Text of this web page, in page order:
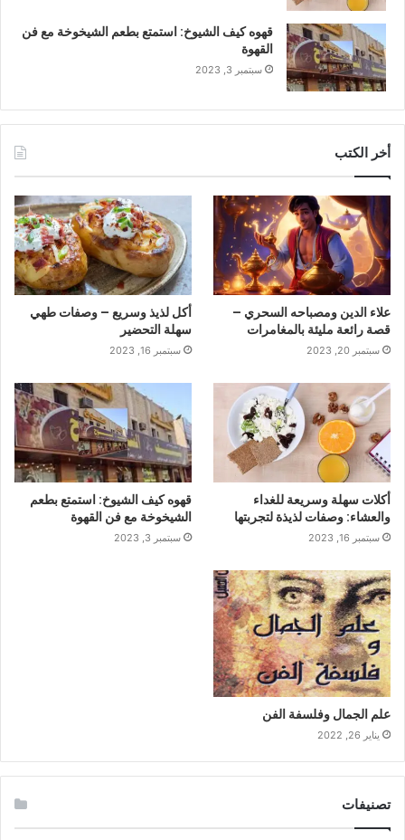
قهوه كيف الشيوخ: استمتع بطعم الشيخوخة مع فن
القهوة
سبتمبر 3, 2023
أخر الكتب
علاء الدين ومصباحه السحري –
قصة رائعة مليئة بالمغامرات
سبتمبر 20, 2023
أكل لذيذ وسريع – وصفات طهي
سهلة التحضير
سبتمبر 16, 2023
أكلات سهلة وسريعة للغداء
والعشاء: وصفات لذيذة لتجربتها
سبتمبر 16, 2023
قهوه كيف الشيوخ: استمتع بطعم
الشيخوخة مع فن القهوة
سبتمبر 3, 2023
علم الجمال وفلسفة الفن
يناير 26, 2022
تصنيفات